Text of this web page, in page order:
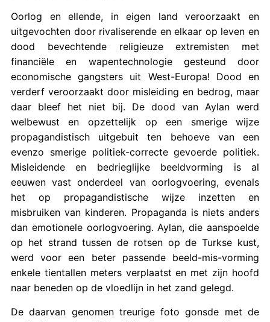
Oorlog en ellende, in eigen land veroorzaakt en
uitgevochten door rivaliserende en elkaar op leven en
dood bevechtende religieuze extremisten met
financiële en wapentechnologie gesteund door
economische gangsters uit West-Europa! Dood en
verderf veroorzaakt door misleiding en bedrog, maar
daar bleef het niet bij. De dood van Aylan werd
welbewust en opzettelijk op een smerige wijze
propagandistisch uitgebuit ten behoeve van een
evenzo smerige politiek-correcte gevoerde politiek.
Misleidende en bedrieglijke beeldvorming is al
eeuwen vast onderdeel van oorlogvoering, evenals
het op propagandistische wijze inzetten en
misbruiken van kinderen. Propaganda is niets anders
dan emotionele oorlogvoering. Aylan, die aanspoelde
op het strand tussen de rotsen op de Turkse kust,
werd voor een beter passende beeld-mis-vorming
enkele tientallen meters verplaatst en met zijn hoofd
naar beneden op de vloedlijn in het zand gelegd.
De daarvan genomen treurige foto gonsde met de